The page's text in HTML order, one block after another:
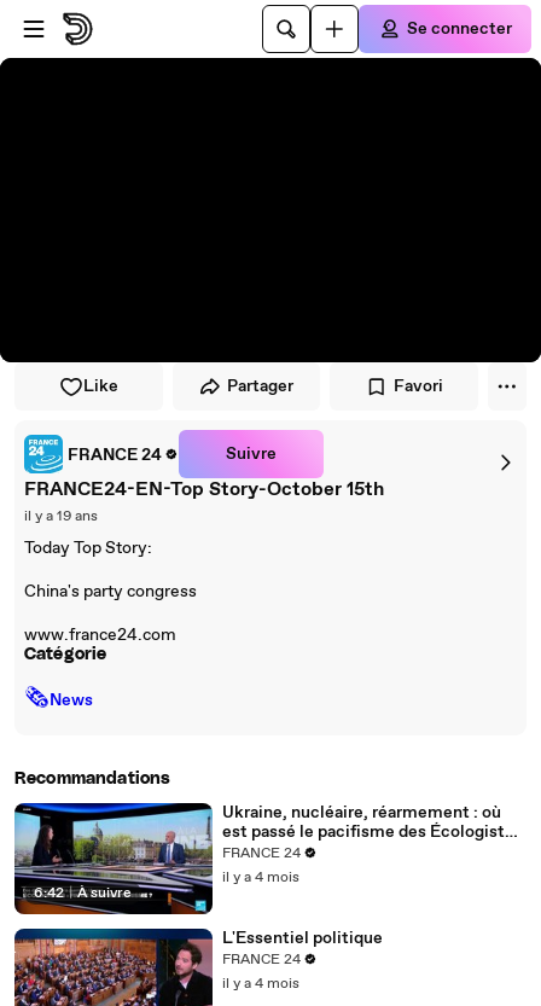
Passer au player
Passer au contenu principal
Se connecter
Like Partager Favori
FRANCE 24 Suivre
FRANCE24-EN-Top Story-October 15th
il y a 19 ans
Today Top Story:
China's party congress
www.france24.com
Catégorie
🗞News
Recommandations
6:42 | À suivre
Ukraine, nucléaire, réarmement : où
est passé le pacifisme des Écologistes
?
FRANCE 24
il y a 4 mois
L'Essentiel politique
FRANCE 24
il y a 4 mois